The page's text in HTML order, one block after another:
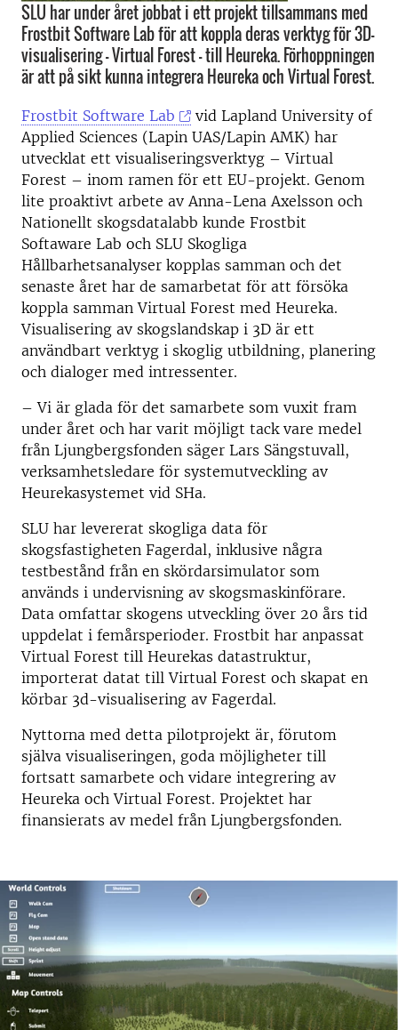
SLU har under året jobbat i ett projekt tillsammans med
Frostbit Software Lab för att koppla deras verktyg för 3D-
visualisering - Virtual Forest - till Heureka. Förhoppningen
är att på sikt kunna integrera Heureka och Virtual Forest.
Frostbit Software Lab
vid Lapland University of
Applied Sciences (Lapin UAS/Lapin AMK) har
utvecklat ett visualiseringsverktyg – Virtual
Forest – inom ramen för ett EU-projekt. Genom
lite proaktivt arbete av Anna-Lena Axelsson och
Nationellt skogsdatalabb kunde Frostbit
Softaware Lab och SLU Skogliga
Hållbarhetsanalyser kopplas samman och det
senaste året har de samarbetat för att försöka
koppla samman Virtual Forest med Heureka.
Visualisering av skogslandskap i 3D är ett
användbart verktyg i skoglig utbildning, planering
och dialoger med intressenter.
– Vi är glada för det samarbete som vuxit fram
under året och har varit möjligt tack vare medel
från Ljungbergsfonden säger Lars Sängstuvall,
verksamhetsledare för systemutveckling av
Heurekasystemet vid SHa.
SLU har levererat skogliga data för
skogsfastigheten Fagerdal, inklusive några
testbestånd från en skördarsimulator som
används i undervisning av skogsmaskinförare.
Data omfattar skogens utveckling över 20 års tid
uppdelat i femårsperioder. Frostbit har anpassat
Virtual Forest till Heurekas datastruktur,
importerat datat till Virtual Forest och skapat en
körbar 3d-visualisering av Fagerdal.
Nyttorna med detta pilotprojekt är, förutom
själva visualiseringen, goda möjligheter till
fortsatt samarbete och vidare integrering av
Heureka och Virtual Forest. Projektet har
finansierats av medel från Ljungbergsfonden.